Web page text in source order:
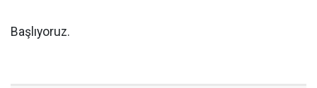
Başlıyoruz.